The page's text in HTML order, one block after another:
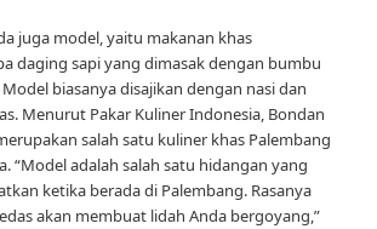
juga model, yaitu makanan khas
daging sapi yang dimasak dengan bumbu
biasanya disajikan dengan nasi dan
Menurut Pakar Kuliner Indonesia, Bondan
salah satu kuliner khas Palembang
“Model adalah salah satu hidangan yang
ketika berada di Palembang. Rasanya
akan membuat lidah Anda bergoyang,”